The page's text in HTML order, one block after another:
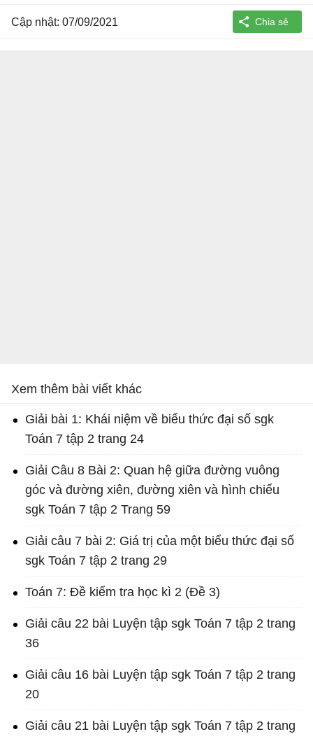
Cập nhật: 07/09/2021
Xem thêm bài viết khác
Giải bài 1: Khái niệm về biểu thức đại số sgk
Toán 7 tập 2 trang 24
Giải Câu 8 Bài 2: Quan hệ giữa đường vuông
góc và đường xiên, đường xiên và hình chiếu
sgk Toán 7 tập 2 Trang 59
Giải câu 7 bài 2: Giá trị của một biểu thức đại số
sgk Toán 7 tập 2 trang 29
Toán 7: Đề kiểm tra học kì 2 (Đề 3)
Giải câu 22 bài Luyện tập sgk Toán 7 tập 2 trang
36
Giải câu 16 bài Luyện tập sgk Toán 7 tập 2 trang
20
Giải câu 21 bài Luyện tập sgk Toán 7 tập 2 trang